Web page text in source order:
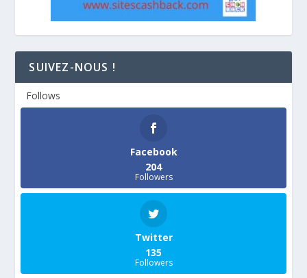
SUIVEZ-NOUS !
Follows
Facebook
204
Followers
Twitter
135
Followers